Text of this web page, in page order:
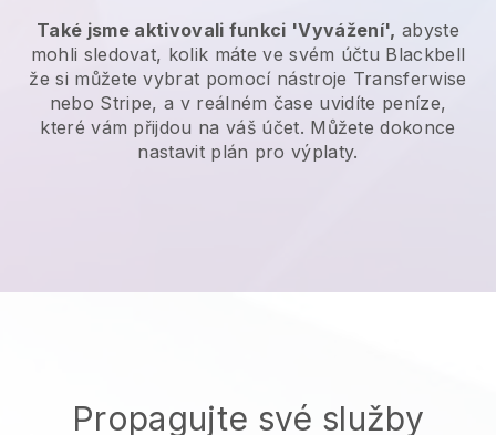
Také jsme aktivovali funkci 'Vyvážení', abyste
mohli sledovat, kolik máte ve svém účtu Blackbell
že si můžete vybrat pomocí nástroje Transferwise
nebo Stripe, a v reálném čase uvidíte peníze,
které vám přijdou na váš účet. Můžete dokonce
nastavit plán pro výplaty.
Propagujte své služby